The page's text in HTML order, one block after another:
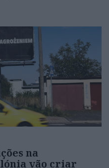
na
vão criar